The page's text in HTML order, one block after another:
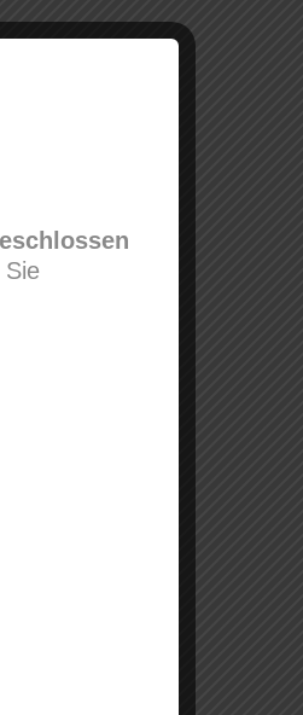
Sie